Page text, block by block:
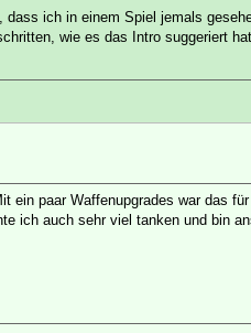
ich in einem Spiel jemals
wie es das Intro suggeriert
ein paar Waffenupgrades war das
ich auch sehr viel tanken und bin